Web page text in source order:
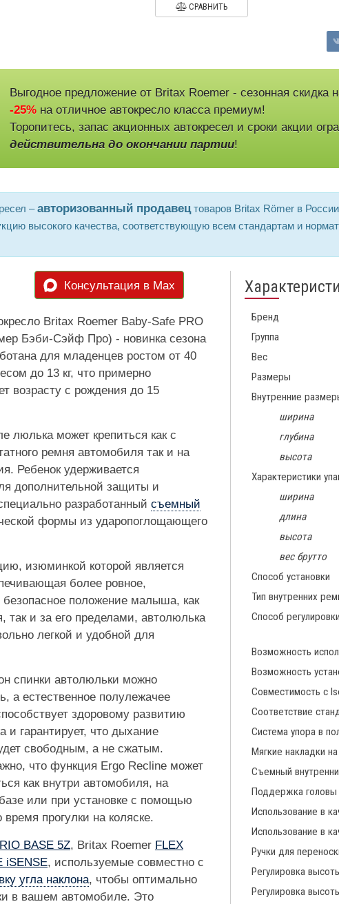
СРАВНИТЬ
Выгодное предложение от Britax Roemer - сезонная скидка
-25% на отличное автокресло класса премиум!
Торопитесь, запас акционных автокресел и сроки акции
действительна до окончании партии!
–авторизованный продавецтоваров Britax Römer в
высокого качества, соответствующую всем стандартам и
Консультация в Max
Britax Roemer Baby-Safe PRO
Бэби-Сэйф Про) - новинка сезона
для младенцев ростом от 40
до 13 кг, что примерно
возрасту с рождения до 15
люлька может крепиться как с
ремня автомобиля так и на
Ребенок удерживается
дополнительной защиты и
разработанный съемный
формы из ударопоглощающего
изюминкой которой является
более ровное,
положение малыша, как
так и за его пределами, автолюлька
легкой и удобной для
спинки автолюльки можно
а естественное полулежачее
здоровому развитию
и гарантирует, что дыхание
свободным, а не сжатым.
что функция Ergo Recline может
как внутри автомобиля, на
или при установке с помощью
прогулки на коляске.
BASE 5Z, Britax Roemer FLEX
iSENSE, используемые совместно с
угла наклона, чтобы оптимально
в вашем автомобиле. Это
Бренд
Группа
Вес
Размеры
Внутренние
ширина
глубина
высота
Характеристики
ширина
длина
высота
вес брутто
Способ установки
Тип внутренних
Способ
Возможность
Возможность
Совместимость с
Соответствие
Система упора в
Мягкие накладки
Съемный
Поддержка
Использование в
Использование в
Ручки для
Регулировка
Регулировка